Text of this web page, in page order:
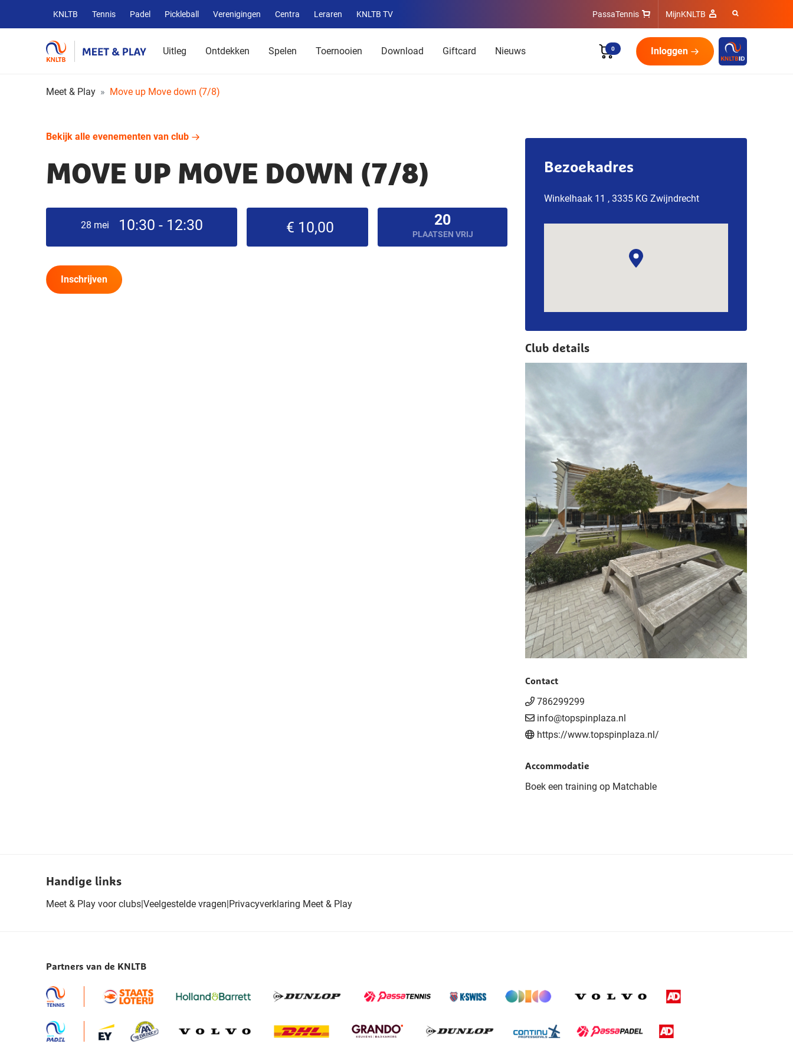
Overige
KNLTB
websites
KNLTB Tennis Padel Pickleball Verenigingen Centra Leraren KNLTB TV
Service
menu
PassaTennis MijnKNLTB
Uitleg Ontdekken Spelen Toernooien Download Giftcard Nieuws 0 Inloggen
Meet & Play Move up Move down (7/8)
Bekijk alle evenementen van club
MOVE UP MOVE DOWN (7/8)
28 mei 10:30 - 12:30 € 10,00 20
PLAATSEN VRIJ
Inschrijven
Bezoekadres
Winkelhaak 11 , 3335 KG Zwijndrecht
Club details
Contact
786299299
info@topspinplaza.nl
https://www.topspinplaza.nl/
Accommodatie
Boek een training op Matchable
Handige links
Meet & Play voor clubs Veelgestelde vragen Privacyverklaring Meet & Play
Partners van de KNLTB